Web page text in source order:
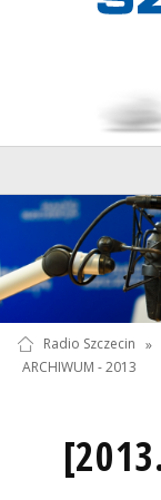
Radio Szczecin »
ARCHIWUM - 2013